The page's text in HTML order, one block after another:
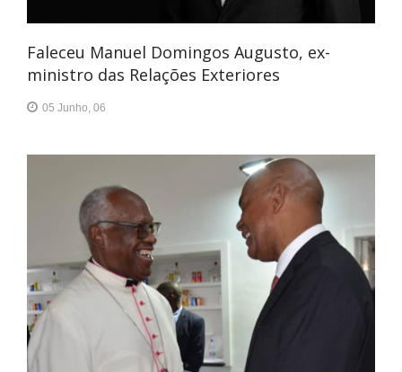
Faleceu Manuel Domingos Augusto, ex-
ministro das Relações Exteriores
05 Junho, 06